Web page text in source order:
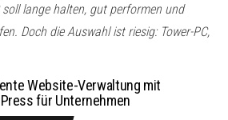
lange halten, gut performen und
Doch die Auswahl ist riesig: Tower-PC,
Website-Verwaltung mit
für Unternehmen